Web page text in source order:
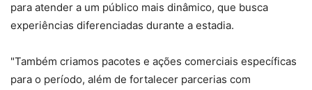
para atender a um público mais dinâmico, que busca
experiências diferenciadas durante a estadia.
"Também criamos pacotes e ações comerciais específicas
para o período, além de fortalecer parcerias com